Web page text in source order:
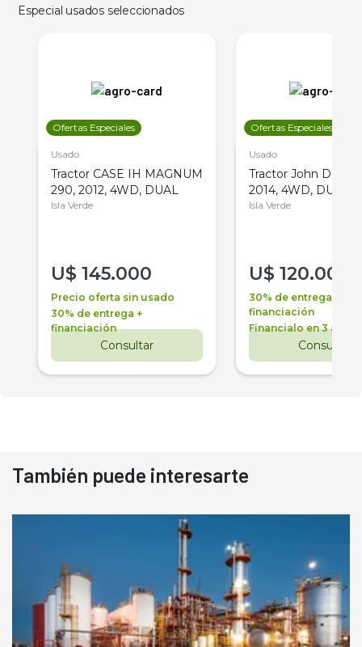
Especial usados seleccionados
Ofertas Especiales
Usado
Tractor CASE IH MAGNUM
290, 2012, 4WD, DUAL
Isla Verde
U$ 145.000
Precio oferta sin usado
30% de entrega +
financiación
Consultar
Ofertas Especiales
Usado
Tractor John Deere
2014, 4WD, DUAL
Isla Verde
U$ 120.000
30% de entrega +
financiación
Financialo en 3 años
Consultar
También puede interesarte